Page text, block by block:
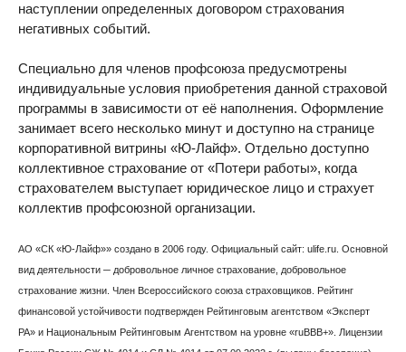
наступлении определенных договором страхования
негативных событий.
Специально для членов профсоюза предусмотрены
индивидуальные условия приобретения данной страховой
программы в зависимости от её наполнения. Оформление
занимает всего несколько минут и доступно на странице
корпоративной витрины «Ю-Лайф». Отдельно доступно
коллективное страхование от «Потери работы», когда
страхователем выступает юридическое лицо и страхует
коллектив профсоюзной организации.
АО «СК «Ю-Лайф»» создано в 2006 году. Официальный сайт: ulife.ru. Основной
вид деятельности ─ добровольное личное страхование, добровольное
страхование жизни. Член Всероссийского союза страховщиков. Рейтинг
финансовой устойчивости подтвержден Рейтинговым агентством «Эксперт
РА» и Национальным Рейтинговым Агентством на уровне «ruBBB+». Лицензии